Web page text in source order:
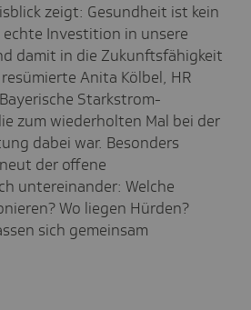
zeigt: Gesundheit ist kein
Investition in unsere
damit in die Zukunftsfähigkeit
Anita Kölbel, HR
Starkstrom-
zum wiederholten Mal bei der
dabei war. Besonders
der offene
untereinander: Welche
Wo liegen Hürden?
sich gemeinsam